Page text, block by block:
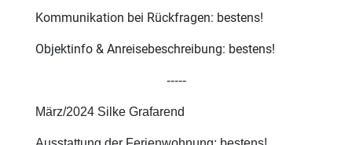
Kommunikation bei Rückfragen: bestens!
Objektinfo & Anreisebeschreibung: bestens!
-----
März/2024 Silke Grafarend